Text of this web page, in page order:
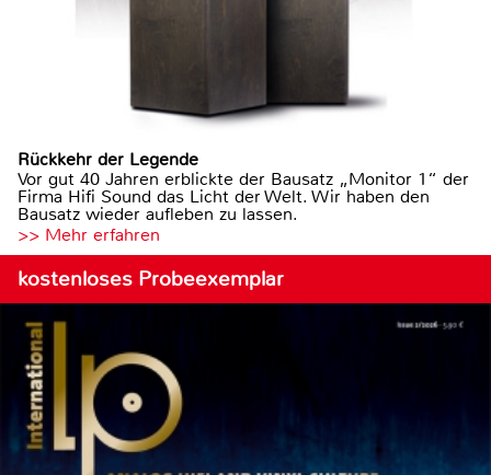
Rückkehr der Legende
Vor gut 40 Jahren erblickte der Bausatz „Monitor 1“ der
Firma Hifi Sound das Licht der Welt. Wir haben den
Bausatz wieder aufleben zu lassen.
>> Mehr erfahren
kostenloses Probeexemplar